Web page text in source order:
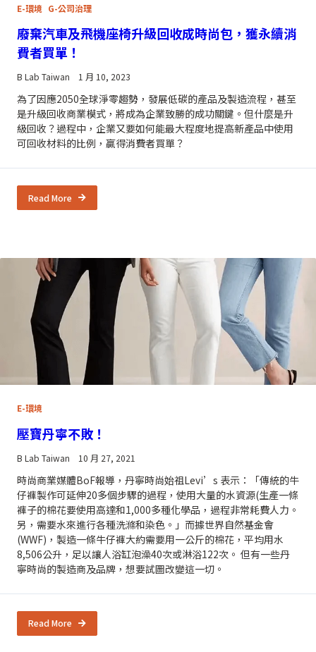
E-環境 G-公司治理
廢棄汽車及飛機座椅升級回收成時尚包，獲永續消
費者買單！
B Lab Taiwan 1 月 10, 2023
為了因應2050全球淨零趨勢，發展低碳的產品及製造流程，甚至
是升級回收商業模式，將成為企業致勝的成功關鍵。但什麼是升
級回收？過程中，企業又要如何能最大程度地提高新產品中使用
可回收材料的比例，贏得消費者買單？
Read More
E-環境
壓寶丹寧不敗！
B Lab Taiwan 10 月 27, 2021
時尚商業媒體BoF報導，丹寧時尚始祖Levi’s 表示：「傳統的牛
仔褲製作可延伸20多個步驟的過程，使用大量的水資源(生產一條
褲子的棉花要使用高達和1,000多種化學品，過程非常耗費人力。
另，需要水來進行各種洗滌和染色。」而據世界自然基金會
(WWF)，製造一條牛仔褲大約需要用一公斤的棉花，平均用水
8,506公升，足以讓人浴缸泡澡40次或淋浴122次。 但有一些丹
寧時尚的製造商及品牌，想要試圖改變這一切。
Read More